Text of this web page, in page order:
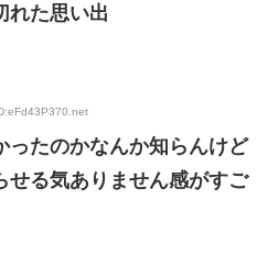
れた思い出
ったのかなんか知らんけど
せる気ありません感がすご